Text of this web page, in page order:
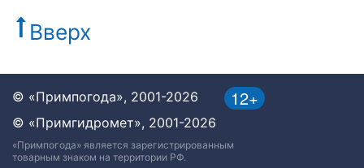
Вверх
12+
© «Примпогода», 2001-2026
© «Примгидромет», 2001-2026
«Примпогода» является зарегистрированным
товарным знаком на территории РФ.